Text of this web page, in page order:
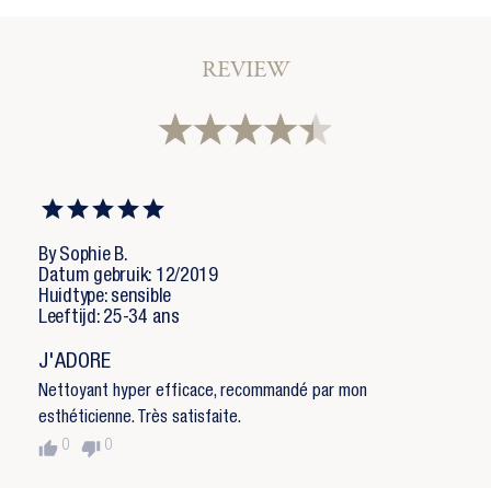
Annuleren Maak een verlanglijst
REVIEW
By Sophie B.
Datum gebruik: 12/2019
Huidtype: sensible
Leeftijd: 25-34 ans
J'ADORE
Nettoyant hyper efficace, recommandé par mon
esthéticienne. Très satisfaite.
thumb_up 0 thumb_down 0